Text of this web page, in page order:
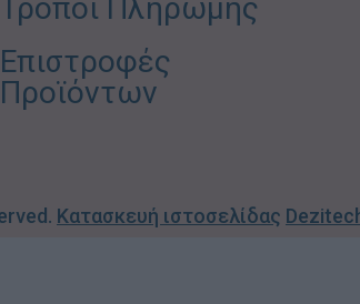
Τρόποι Πληρωμής
Επιστροφές
Προϊόντων
Κατασκευή ιστοσελίδας